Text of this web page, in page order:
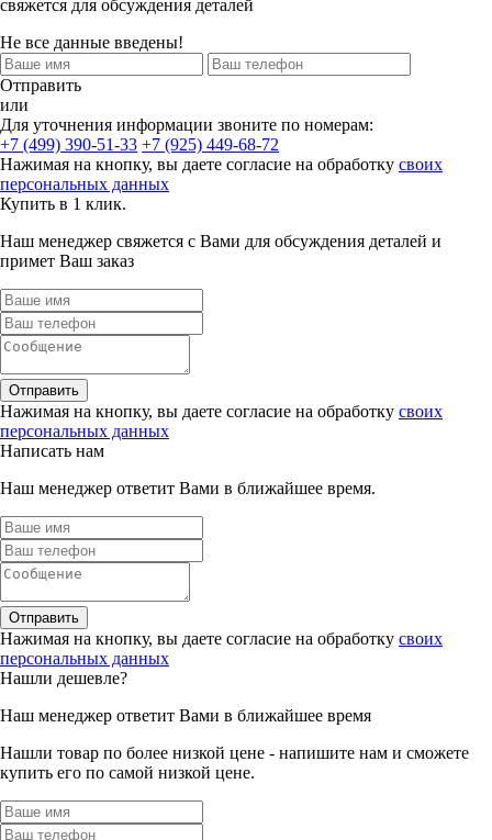
свяжется для обсуждения деталей
Не все данные введены!
Отправить
или
Для уточнения информации звоните по номерам:
+7 (499) 390-51-33 +7 (925) 449-68-72
Нажимая на кнопку, вы даете согласие на обработку своих
персональных данных
Купить в 1 клик.
Наш менеджер свяжется с Вами для обсуждения деталей и
примет Ваш заказ
Отправить
Нажимая на кнопку, вы даете согласие на обработку своих
персональных данных
Написать нам
Наш менеджер ответит Вами в ближайшее время.
Отправить
Нажимая на кнопку, вы даете согласие на обработку своих
персональных данных
Нашли дешевле?
Наш менеджер ответит Вами в ближайшее время
Нашли товар по более низкой цене - напишите нам и сможете
купить его по самой низкой цене.